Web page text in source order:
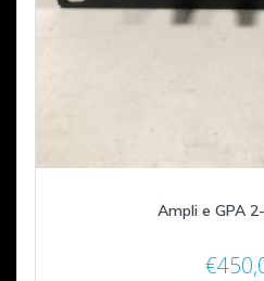
Ampli e GPA
€